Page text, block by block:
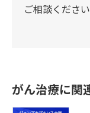
ご相談ください
がん治療に関